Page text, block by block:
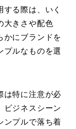
する際は、いく
大きさや配色
かにブランドを
プルなものを選
は特に注意が必
ビジネスシーン
ンプルで落ち着